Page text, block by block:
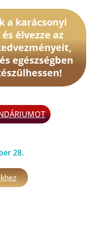
a karácsonyi
élvezze az
egészségben
28.